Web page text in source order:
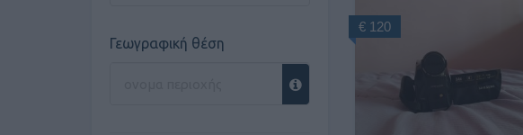
Γεωγραφική θέση
€ 120